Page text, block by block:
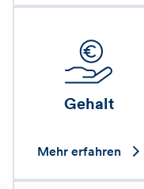
Gehalt
Mehr erfahren